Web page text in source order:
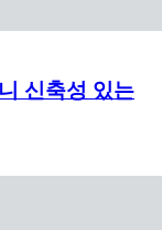
신축성 있는